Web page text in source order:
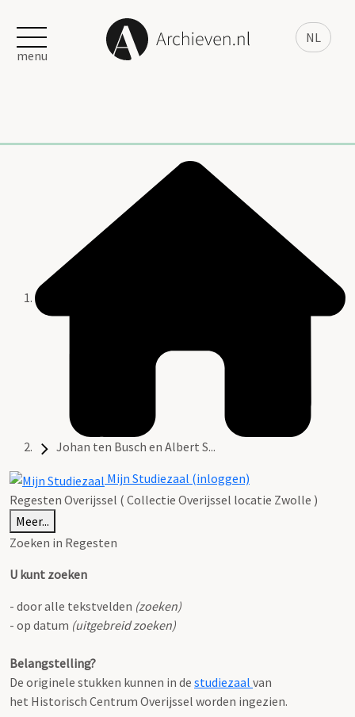
NL
menu
Johan ten Busch en Albert S...
Mijn Studiezaal (inloggen)
Regesten Overijssel ( Collectie Overijssel locatie Zwolle )
Meer...
Zoeken in Regesten
U kunt zoeken
- door alle tekstvelden (zoeken)
- op datum (uitgebreid zoeken)
Belangstelling?
De originele stukken kunnen in de studiezaal van
het Historisch Centrum Overijssel worden ingezien.